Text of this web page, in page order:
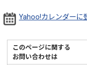
Yahoo!カレンダーに
このページに関する
お問い合わせは